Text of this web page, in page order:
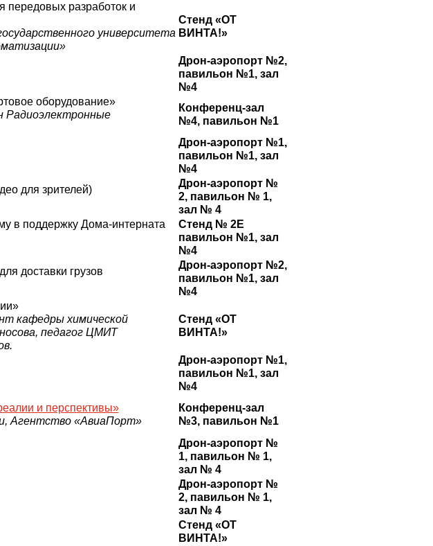
передовых разработок и
университета
Стенд «ОТ
ВИНТА!»
Дрон-аэропорт №2,
павильон №1, зал
№4
оборудование»
Радиоэлектронные
Конференц-зал
№4, павильон №1
Дрон-аэропорт №1,
павильон №1, зал
№4
для зрителей)
Дрон-аэропорт №
2, павильон № 1,
зал № 4
в поддержку Дома-интерната
Стенд № 2Е
павильон №1, зал
№4
доставки грузов
Дрон-аэропорт №2,
павильон №1, зал
№4
кафедры химической
педагог ЦМИТ
Стенд «ОТ
ВИНТА!»
Дрон-аэропорт №1,
павильон №1, зал
№4
и перспективы»
Агентство «АвиаПорт»
Конференц-зал
№3, павильон №1
Дрон-аэропорт №
1, павильон № 1,
зал № 4
Дрон-аэропорт №
2, павильон № 1,
зал № 4
Стенд «ОТ
ВИНТА!»